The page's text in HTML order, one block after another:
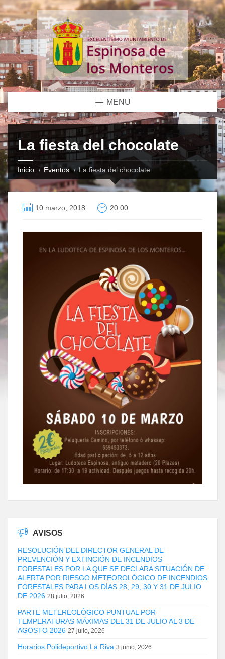
MENU
La fiesta del chocolate
Inicio Eventos La fiesta del chocolate
10 marzo, 2018 20:00
AVISOS
RESOLUCIÓN DEL DIRECTOR GENERAL DE
PREVENCIÓN Y EXTINCIÓN DE INCENDIOS
FORESTALES POR LA QUE SE DECLARA SITUACIÓN DE
ALERTA POR RIESGO METEOROLÓGICO DE INCENDIOS
FORESTALES PARA LOS DÍAS 28, 29, 30 Y 31 DE JULIO
DE 2026 28 julio, 2026
PARTE METEREOLÓGICO PUNTUAL POR
TEMPERATURAS MÁXIMAS DEL 31 DE JULIO AL 3 DE
AGOSTO 2026 27 julio, 2026
Horarios Polideportivo La Riva 3 junio, 2026